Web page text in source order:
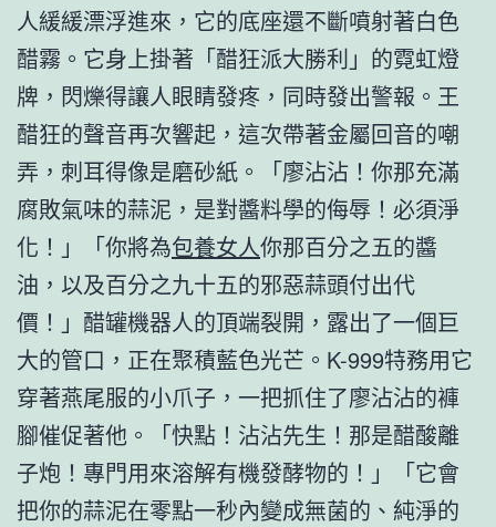
人緩緩漂浮進來，它的底座還不斷噴射著白色
醋霧。它身上掛著「醋狂派大勝利」的霓虹燈
牌，閃爍得讓人眼睛發疼，同時發出警報。王
醋狂的聲音再次響起，這次帶著金屬回音的嘲
弄，刺耳得像是磨砂紙。「廖沾沾！你那充滿
腐敗氣味的蒜泥，是對醬料學的侮辱！必須淨
化！」「你將為包養女人你那百分之五的醬
油，以及百分之九十五的邪惡蒜頭付出代
價！」醋罐機器人的頂端裂開，露出了一個巨
大的管口，正在聚積藍色光芒。K-999特務用它
穿著燕尾服的小爪子，一把抓住了廖沾沾的褲
腳催促著他。「快點！沾沾先生！那是醋酸離
子炮！專門用來溶解有機發酵物的！」「它會
把你的蒜泥在零點一秒內變成無菌的、純淨的